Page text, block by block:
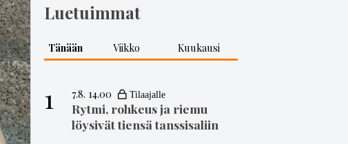
Luetuimmat
Tänään Viikko Kuukausi
1 7.8. 14.00
Rytmi, rohkeus ja riemu
löysivät tiensä tanssisaliin